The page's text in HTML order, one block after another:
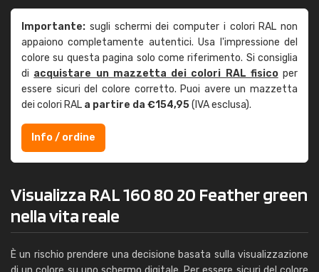
Importante: sugli schermi dei computer i colori RAL non
appaiono completamente autentici. Usa l'impressione del
colore su questa pagina solo come riferimento. Si consiglia
di acquistare un mazzetta dei colori RAL fisicoper
essere sicuri del colore corretto. Puoi avere un mazzetta
dei colori RAL a partire da €154,95(IVA esclusa).
Info / ordine
Visualizza RAL 160 80 20 Feather green
nella vita reale
È un rischio prendere una decisione basata sulla visualizzazione